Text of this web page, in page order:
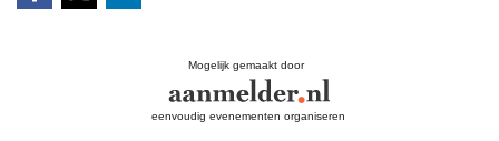
Mogelijk gemaakt door
eenvoudig evenementen organiseren